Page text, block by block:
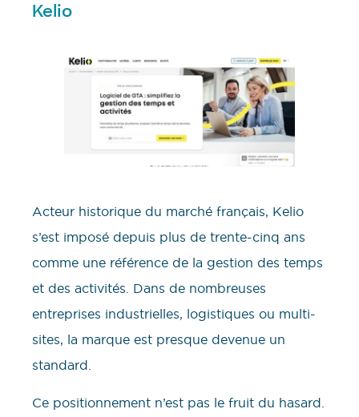
Kelio
Acteur historique du marché français, Kelio
s’est imposé depuis plus de trente-cinq ans
comme une référence de la gestion des temps
et des activités. Dans de nombreuses
entreprises industrielles, logistiques ou multi-
sites, la marque est presque devenue un
standard.
Ce positionnement n’est pas le fruit du hasard.